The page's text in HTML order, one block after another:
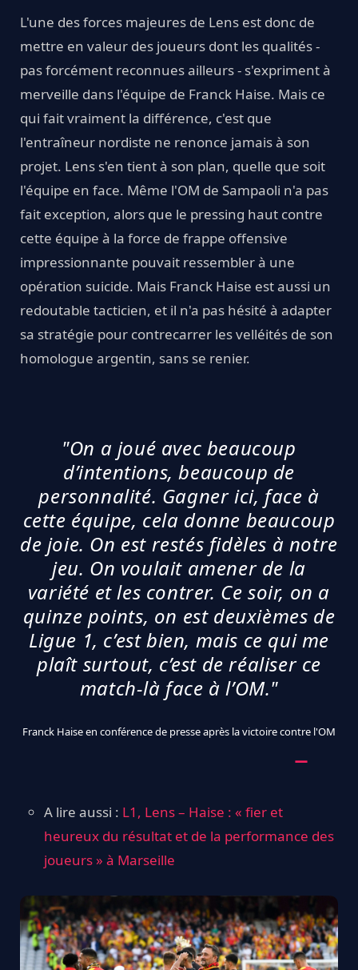
L'une des forces majeures de Lens est donc de
mettre en valeur des joueurs dont les qualités -
pas forcément reconnues ailleurs - s'expriment à
merveille dans l'équipe de Franck Haise. Mais ce
qui fait vraiment la différence, c'est que
l'entraîneur nordiste ne renonce jamais à son
projet. Lens s'en tient à son plan, quelle que soit
l'équipe en face. Même l'OM de Sampaoli n'a pas
fait exception, alors que le pressing haut contre
cette équipe à la force de frappe offensive
impressionnante pouvait ressembler à une
opération suicide. Mais Franck Haise est aussi un
redoutable tacticien, et il n'a pas hésité à adapter
sa stratégie pour contrecarrer les velléités de son
homologue argentin, sans se renier.
"On a joué avec beaucoup
d’intentions, beaucoup de
personnalité. Gagner ici, face à
cette équipe, cela donne beaucoup
de joie. On est restés fidèles à notre
jeu. On voulait amener de la
variété et les contrer. Ce soir, on a
quinze points, on est deuxièmes de
Ligue 1, c’est bien, mais ce qui me
plaît surtout, c’est de réaliser ce
match-là face à l’OM."
Franck Haise en conférence de presse après la victoire contre l'OM
A lire aussi : L1, Lens – Haise : « fier et
heureux du résultat et de la performance des
joueurs » à Marseille